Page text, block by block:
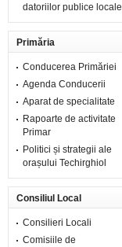
datoriilor publice locale
Primăria
Conducerea Primăriei
Agenda Conducerii
Aparat de specialitate
Rapoarte de activitate
Primar
Politici și strategii ale
orașului Techirghiol
Consiliul Local
Consilieri Locali
Comisiile de